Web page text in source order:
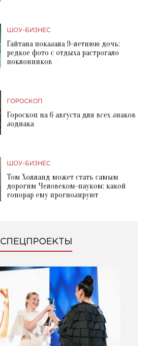
ШОУ-БИЗНЕС
Гайтана показала 9-летнюю дочь:
редкое фото с отдыха растрогало
поклонников
ГОРОСКОП
Гороскоп на 6 августа для всех знаков
зодиака
ШОУ-БИЗНЕС
Том Холланд может стать самым
дорогим Человеком-пауком: какой
гонорар ему прогнозируют
СПЕЦПРОЕКТЫ